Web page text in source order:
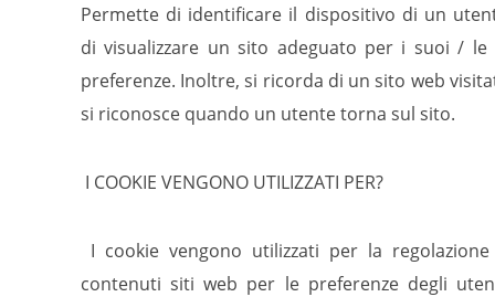
Permette di identificare il dispositivo di un
di visualizzare un sito adeguato per i suoi / le
preferenze. Inoltre, si ricorda di un sito web
si riconosce quando un utente torna sul sito.
I COOKIE VENGONO UTILIZZATI PER?
I cookie vengono utilizzati per la
contenuti siti web per le preferenze degli